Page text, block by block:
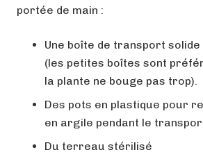
portée de main :
Une boîte de transport
(les petites boîtes sont
la plante ne bouge pas trop).
Des pots en plastique pour
en argile pendant le
Du terreau stérilisé